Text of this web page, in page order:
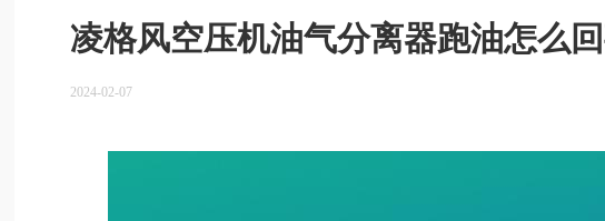
凌格风空压机油气分离器跑油怎么
2024-02-07